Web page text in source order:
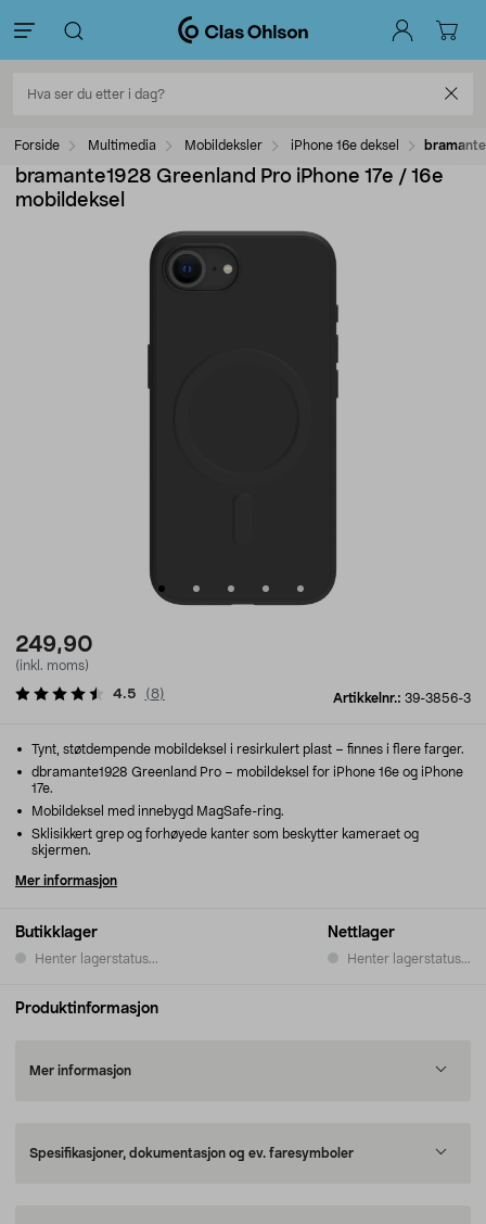
Forside Multimedia Mobildeksler iPhone 16e deksel
bramante1928 Greenland Pro iPhone 17e / 16e
mobildeksel
249,90
(inkl. moms)
Artikkelnr.: 39-3856-3
4.5 (8)
Butikklager
Henter lagerstatus...
Nettlager
Henter lagerstatus...
Tynt, støtdempende mobildeksel i resirkulert plast – finnes i flere farger.
dbramante1928 Greenland Pro – mobildeksel for iPhone 16e og iPhone
17e.
Mobildeksel med innebygd MagSafe-ring.
Sklisikkert grep og forhøyede kanter som beskytter kameraet og
skjermen.
Mer informasjon
Produktinformasjon
Mer informasjon
Spesifikasjoner, dokumentasjon og ev. faresymboler